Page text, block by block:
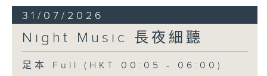
31/07/2026
Night Music 長夜細聽
足本 Full (HKT 00:05 - 06:00)